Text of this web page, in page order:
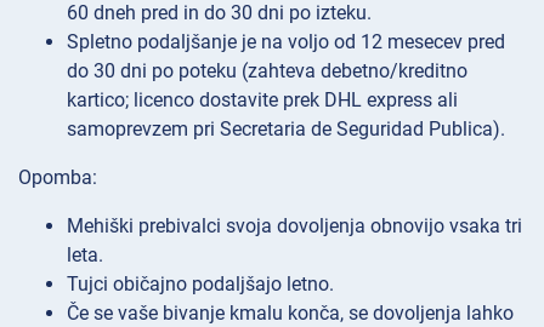
60 dneh pred in do 30 dni po izteku.
Spletno podaljšanje je na voljo od 12 mesecev pred
do 30 dni po poteku (zahteva debetno/kreditno
kartico; licenco dostavite prek DHL express ali
samoprevzem pri Secretaria de Seguridad Publica).
Opomba:
Mehiški prebivalci svoja dovoljenja obnovijo vsaka tri
leta.
Tujci običajno podaljšajo letno.
Če se vaše bivanje kmalu konča, se dovoljenja lahko